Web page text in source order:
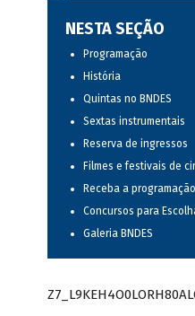
NESTA SEÇÃO
Programação
História
Quintas no BNDES
Sextas instrumentais
Reserva de ingressos
Filmes e festivais de
Receba a programação
Concursos para
Galeria BNDES